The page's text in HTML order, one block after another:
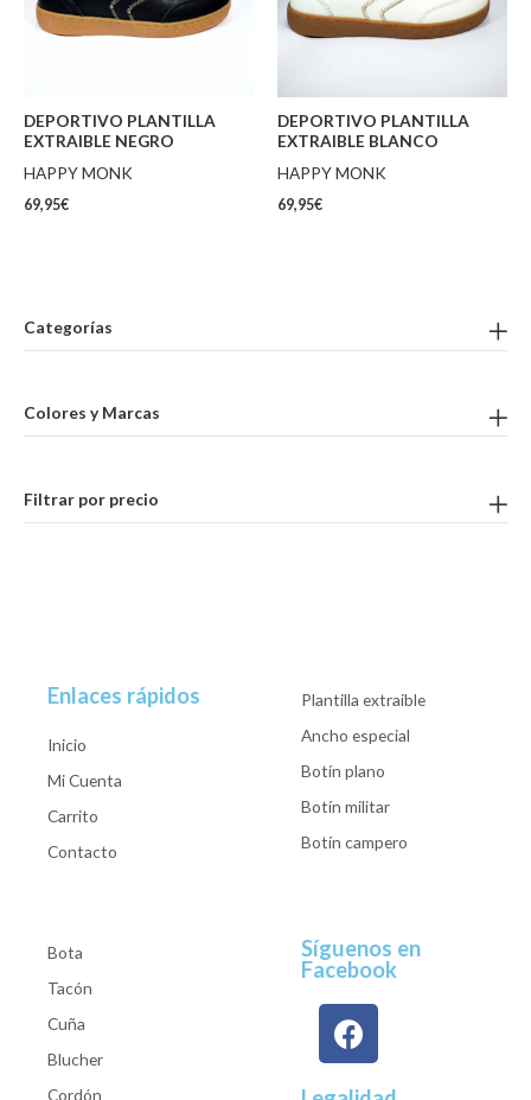
Categorías
Colores y Marcas
Filtrar por precio
DEPORTIVO PLANTILLA
EXTRAIBLE NEGRO
HAPPY MONK
69,95€
DEPORTIVO PLANTILLA
EXTRAIBLE BLANCO
HAPPY MONK
69,95€
Enlaces rápidos
Inicio
Mi Cuenta
Carrito
Contacto
Plantilla extraible
Ancho especial
Botín plano
Botín militar
Botín campero
Bota
Tacón
Cuña
Blucher
Cordón
Síguenos en
Facebook